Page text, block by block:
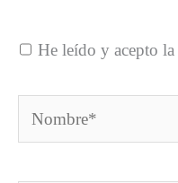
He leído y acepto la
Nombre*